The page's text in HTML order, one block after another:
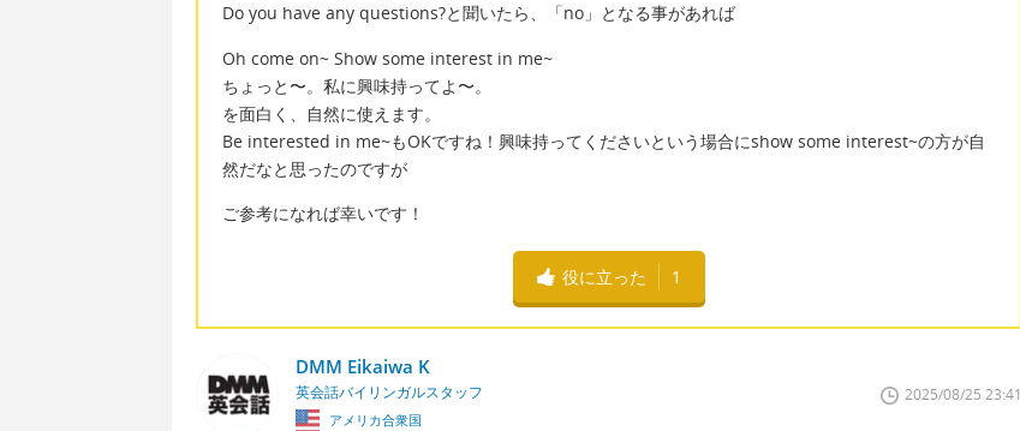
Do you have any questions?と聞いたら、「no」となる事があれば
Oh come on~ Show some interest in me~
ちょっと〜。私に興味持ってよ〜。
を面白く、自然に使えます。
Be interested in me~もOKですね！興味持ってくださいという場合にshow some interest~の方が自
然だなと思ったのですが
ご参考になれば幸いです！
役に立った 1
DMM Eikaiwa K
英会話バイリンガルスタッフ
アメリカ合衆国
2025/08/25 23:41